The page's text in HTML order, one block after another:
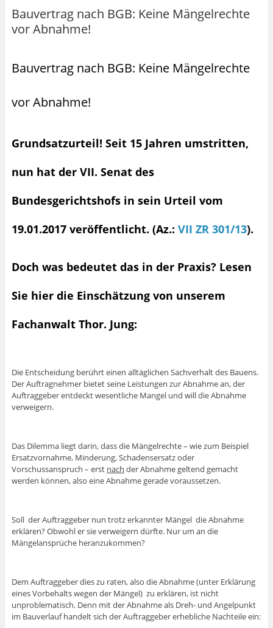
Bauvertrag nach BGB: Keine Mängelrechte
vor Abnahme!
Bauvertrag nach BGB: Keine Mängelrechte
vor Abnahme!
Grundsatzurteil! Seit 15 Jahren umstritten,
nun hat der VII. Senat des
Bundesgerichtshofs in sein Urteil vom
19.01.2017 veröffentlicht. (Az.: VII ZR 301/13).
Doch was bedeutet das in der Praxis? Lesen
Sie hier die Einschätzung von unserem
Fachanwalt Thor. Jung:
Die Entscheidung berührt einen alltäglichen Sachverhalt des Bauens.
Der Auftragnehmer bietet seine Leistungen zur Abnahme an, der
Auftraggeber entdeckt wesentliche Mangel und will die Abnahme
verweigern.
Das Dilemma liegt darin, dass die Mängelrechte – wie zum Beispiel
Ersatzvornahme, Minderung, Schadensersatz oder
Vorschussanspruch – erst nach der Abnahme geltend gemacht
werden können, also eine Abnahme gerade voraussetzen.
Soll der Auftraggeber nun trotz erkannter Mängel die Abnahme
erklären? Obwohl er sie verweigern dürfte. Nur um an die
Mängelansprüche heranzukommen?
Dem Auftraggeber dies zu raten, also die Abnahme (unter Erklärung
eines Vorbehalts wegen der Mängel) zu erklären, ist nicht
unproblematisch. Denn mit der Abnahme als Dreh- und Angelpunkt
im Bauverlauf handelt sich der Auftraggeber erhebliche Nachteile ein: